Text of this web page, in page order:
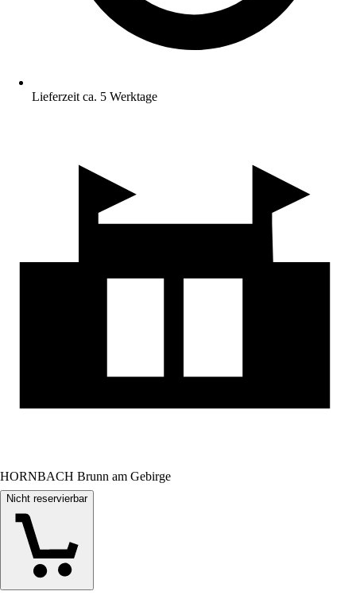
Lieferzeit ca. 5 Werktage
HORNBACH Brunn am Gebirge
Nicht reservierbar